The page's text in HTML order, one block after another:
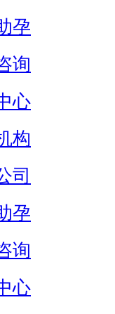
孕
询
心
构
司
孕
询
心